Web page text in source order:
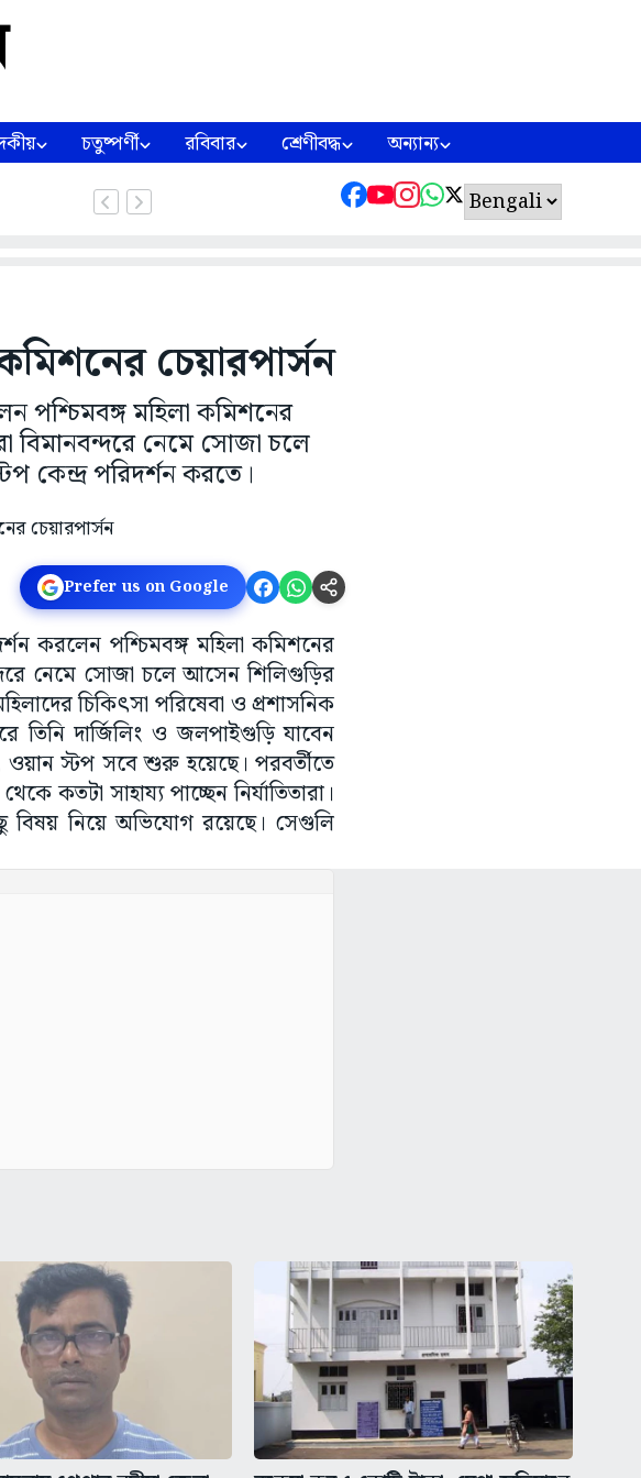
চতুষ্পর্ণী রবিবার শ্রেণীবদ্ধ অন্যান্য
চেয়ারপার্সন
পশ্চিমবঙ্গ মহিলা কমিশনের
বিমানবন্দরে নেমে সোজা চলে
কেন্দ্র পরিদর্শন করতে।
Prefer us on Google
করলেন পশ্চিমবঙ্গ মহিলা কমিশনের
নেমে সোজা চলে আসেন শিলিগুড়ির
চিকিৎসা পরিষেবা ও প্রশাসনিক
তিনি দার্জিলিং ও জলপাইগুড়ি যাবেন
ওয়ান স্টপ সবে শুরু হয়েছে। পরবর্তীতে
কতটা সাহায্য পাচ্ছেন নির্যাতিতারা।
নিয়ে অভিযোগ রয়েছে। সেগুলি